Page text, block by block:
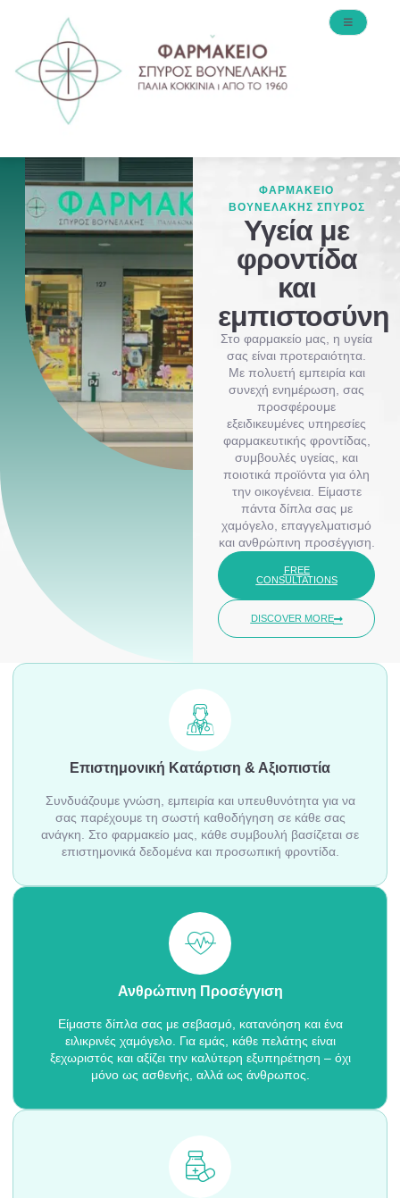
ΦΑΡΜΑΚΕΙΟ
ΒΟΥΝΕΛΑΚΗΣ ΣΠΥΡΟΣ
Υγεία με
φροντίδα
και
εμπιστοσύνη
Στο φαρμακείο μας, η υγεία
σας είναι προτεραιότητα.
Με πολυετή εμπειρία και
συνεχή ενημέρωση, σας
προσφέρουμε
εξειδικευμένες υπηρεσίες
φαρμακευτικής φροντίδας,
συμβουλές υγείας, και
ποιοτικά προϊόντα για όλη
την οικογένεια. Είμαστε
πάντα δίπλα σας με
χαμόγελο, επαγγελματισμό
και ανθρώπινη προσέγγιση.
FREE
CONSULTATIONS
DISCOVER MORE
Επιστημονική Κατάρτιση & Αξιοπιστία
Συνδυάζουμε γνώση, εμπειρία και υπευθυνότητα για να
σας παρέχουμε τη σωστή καθοδήγηση σε κάθε σας
ανάγκη. Στο φαρμακείο μας, κάθε συμβουλή βασίζεται σε
επιστημονικά δεδομένα και προσωπική φροντίδα.
Ανθρώπινη Προσέγγιση
Είμαστε δίπλα σας με σεβασμό, κατανόηση και ένα
ειλικρινές χαμόγελο. Για εμάς, κάθε πελάτης είναι
ξεχωριστός και αξίζει την καλύτερη εξυπηρέτηση – όχι
μόνο ως ασθενής, αλλά ως άνθρωπος.